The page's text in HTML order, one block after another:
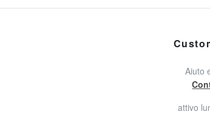
Aiuto
attivo